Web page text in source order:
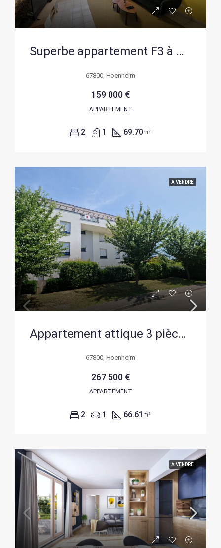
Superbe appartement F3 à Hoenheim Ried – Idéal investissement ou résidence
67800, Hoenheim
159 000 €
APPARTEMENT
2 1 69.70m²
A VENDRE
Appartement attique 3 pièces avec terrasse à Hoenheim
67800, Hoenheim
267 500 €
APPARTEMENT
2 1 66.61 m²
A VENDRE